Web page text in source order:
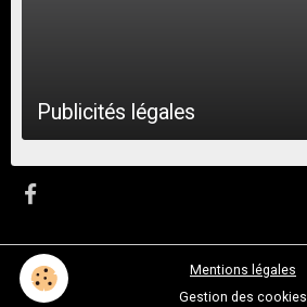
Publicités légales
Mentions légales
Gestion des cookies